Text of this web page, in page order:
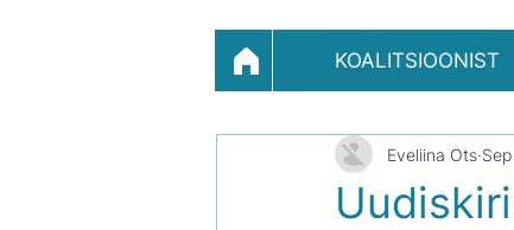
KOALITSIOONIST
Eveliina Ots